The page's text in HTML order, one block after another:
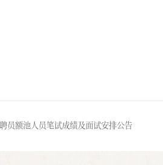
员额池人员笔试成绩及面试安排公告